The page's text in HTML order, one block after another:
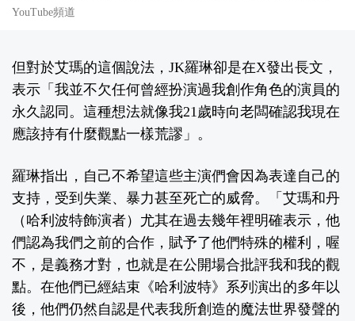
YouTube頻道
但對於艾瑪的這個說法，JK羅琳卻是在X發出長文，
表示「我並不欠任何曾經扮演過我創作角色的演員的
永久認同。這種想法就像我21歲時向老闆確認我現在
應該持有什麼觀點一樣荒謬」。
羅琳指出，自己不希望這些主演們會因為表達自己的
支持，受到失業、暴力甚至死亡的威脅。「艾瑪和丹
（哈利波特飾演者）尤其在過去幾年裡明確表示，他
們認為我們之前的合作，賦予了他們特殊的權利，喔
不，是義務才對，也就是在公開場合批評我和我的觀
點。在他們已經結束《哈利波特》系列演出的多年以
後，他們仍然自認是代表我所創造的魔法世界發聲的